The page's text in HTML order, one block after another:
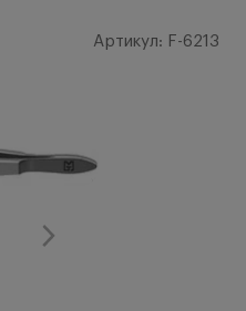
Артикул: F-6213